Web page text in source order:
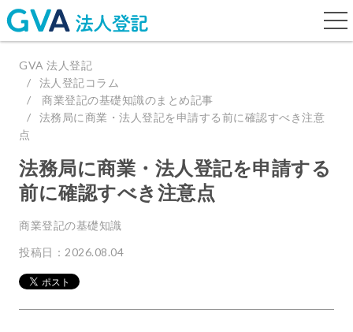
GVA 法人登記
法人登記コラム
商業登記の基礎知識のまとめ記事
法務局に商業・法人登記を申請する前に確認すべき注意
点
法務局に商業・法人登記を申請する
前に確認すべき注意点
商業登記の基礎知識
投稿日：2026.08.04